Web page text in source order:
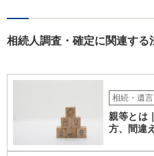
相続人調査・確定に関連する
相続・遺言
親等とは
方、間違